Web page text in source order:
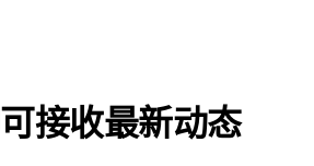
接收最新动态